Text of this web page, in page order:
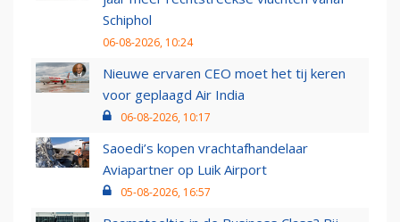
Schiphol
06-08-2026, 10:24
Nieuwe ervaren CEO moet het tij keren
voor geplaagd Air India
06-08-2026, 10:17
Saoedi’s kopen vrachtafhandelaar
Aviapartner op Luik Airport
05-08-2026, 16:57